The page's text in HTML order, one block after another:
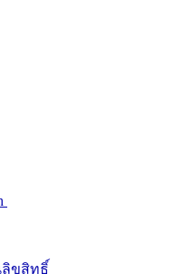
ขสิทธิ์